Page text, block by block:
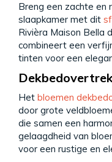
Breng een zachte en
slaapkamer met dit
Rivièra Maison Bella
combineert een
tinten voor een
Het bloemen
door grote
die samen een
gelaagdheid van
voor een rustige en